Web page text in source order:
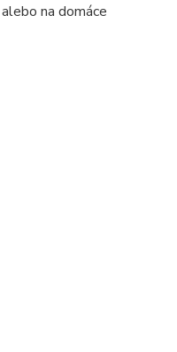
na domáce